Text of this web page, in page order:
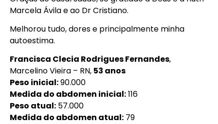
Marcela Ávila e ao Dr Cristiano.
Melhorou tudo, dores e principalmente minha
autoestima.
Francisca Clecia Rodrigues Fernandes,
Marcelino Vieira – RN, 53 anos
Peso inicial:90.000
Medida do abdomen inicial:116
Peso atual: 57.000
Medida do abdomen atual: 79